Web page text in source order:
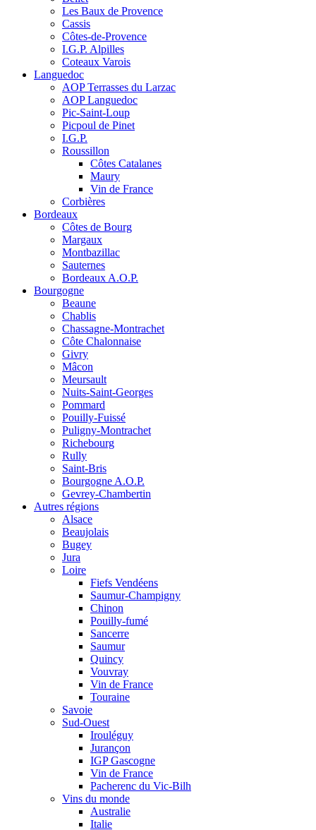
Les Baux de Provence
Cassis
Côtes-de-Provence
I.G.P. Alpilles
Coteaux Varois
Languedoc
AOP Terrasses du Larzac
AOP Languedoc
Pic-Saint-Loup
Picpoul de Pinet
I.G.P.
Roussillon
Côtes Catalanes
Maury
Vin de France
Corbières
Bordeaux
Côtes de Bourg
Margaux
Montbazillac
Sauternes
Bordeaux A.O.P.
Bourgogne
Beaune
Chablis
Chassagne-Montrachet
Côte Chalonnaise
Givry
Mâcon
Meursault
Nuits-Saint-Georges
Pommard
Pouilly-Fuissé
Puligny-Montrachet
Richebourg
Rully
Saint-Bris
Bourgogne A.O.P.
Gevrey-Chambertin
Autres régions
Alsace
Beaujolais
Bugey
Jura
Loire
Fiefs Vendéens
Saumur-Champigny
Chinon
Pouilly-fumé
Sancerre
Saumur
Quincy
Vouvray
Vin de France
Touraine
Savoie
Sud-Ouest
Irouléguy
Jurançon
IGP Gascogne
Vin de France
Pacherenc du Vic-Bilh
Vins du monde
Australie
Italie